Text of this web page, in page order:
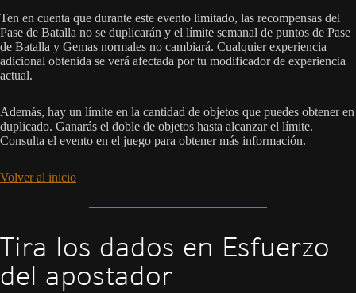
Ten en cuenta que durante este evento limitado, las recompensas del
Pase de Batalla no se duplicarán y el límite semanal de puntos de Pase
de Batalla y Gemas normales no cambiará. Cualquier experiencia
adicional obtenida se verá afectada por tu modificador de experiencia
actual.
Además, hay un límite en la cantidad de objetos que puedes obtener en
duplicado. Ganarás el doble de objetos hasta alcanzar el límite.
Consulta el evento en el juego para obtener más información.
Volver al inicio
Tira los dados en Esfuerzo
del apostador